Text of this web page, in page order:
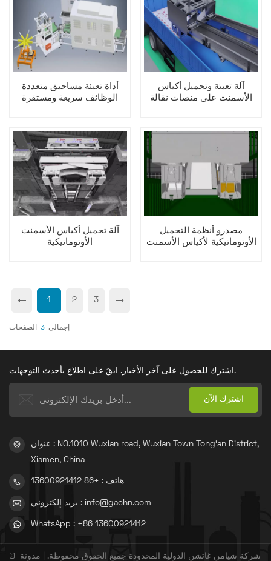
أداة تعبئة مساحيق متعددة
الوظائف سريعة ومستقرة
آلة تعبئة وتحميل أكياس
الأسمنت على منصات نقالة
آلة تحميل أكياس الأسمنت
الأوتوماتيكية
مصدرو أنظمة التحميل
الأوتوماتيكية لأكياس الأسمنت
1 2 3
إجمالي 3 الصفحات
اشترك للحصول على آخر الأخبار. ابقَ على اطلاع بأحدث التوجهات.
عنوان : NO.1010 Wuxian road, Wuxian Town Tong'an District,
Xiamen, China
هاتف : +86 13600921412
بريد إلكتروني : info@gachn.com
WhatsApp : +86 13600921412
© شركة شيامن غاتشن الدولية المحدودة جميع الحقوق محفوظة. | مدونة